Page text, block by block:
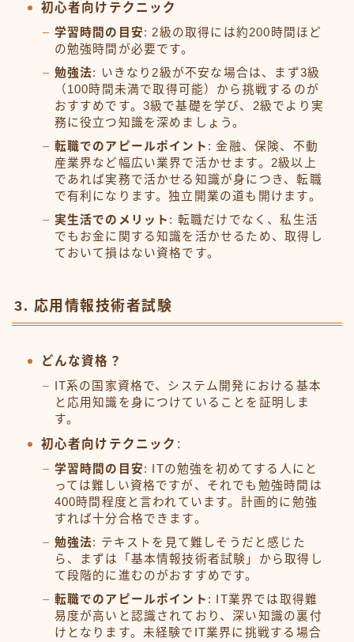
初心者向けテクニック
学習時間の目安: 2級の取得には約200時間ほど
の勉強時間が必要です。
勉強法: いきなり2級が不安な場合は、まず3級
（100時間未満で取得可能）から挑戦するのが
おすすめです。3級で基礎を学び、2級でより実
務に役立つ知識を深めましょう。
転職でのアピールポイント : 金融、保険、不動
産業界など幅広い業界で活かせます。2級以上
であれば実務で活かせる知識が身につき、転職
で有利になります。独立開業の道も開けます。
実生活でのメリット : 転職だけでなく、私生活
でもお金に関する知識を活かせるため、取得し
ておいて損はない資格です。
3. 応用情報技術者試験
どんな資格？
IT系の国家資格で、システム開発における基本
と応用知識を身につけていることを証明しま
す。
初心者向けテクニック :
学習時間の目安: ITの勉強を初めてする人にと
っては難しい資格ですが、それでも勉強時間は
400時間程度と言われています。計画的に勉強
すれば十分合格できます。
勉強法: テキストを見て難しそうだと感じた
ら、まずは「基本情報技術者試験」から取得し
て段階的に進むのがおすすめです。
転職でのアピールポイント : IT業界では取得難
易度が高いと認識されており、深い知識の裏付
けとなります。未経験でIT業界に挑戦する場合